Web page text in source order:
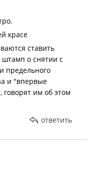
красе
ставить
о снятии с
предельного
и "впервые
им об этом
ответить